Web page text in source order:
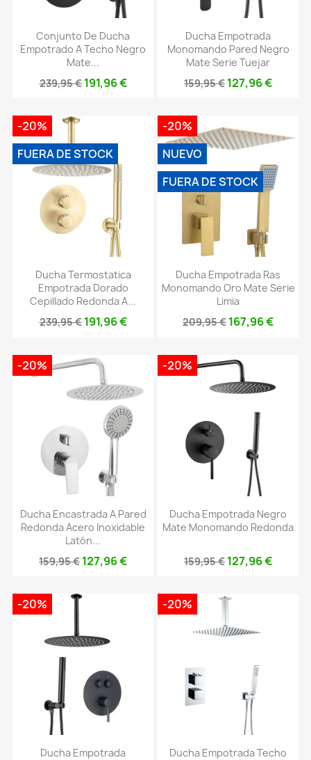
Conjunto De Ducha
Empotrado A Techo Negro
Mate...
239,95 € 191,96 €
Ducha Empotrada
Monomando Pared Negro
Mate Serie Tuejar
159,95 € 127,96 €
Ducha Termostatica
Empotrada Dorado
Cepillado Redonda A...
239,95 € 191,96 €
-20%
FUERA DE STOCK
Ducha Empotrada Ras
Monomando Oro Mate Serie
Limia
209,95 € 167,96 €
-20%
NUEVO
FUERA DE STOCK
Ducha Encastrada A Pared
Redonda Acero Inoxidable
Latón...
159,95 € 127,96 €
-20%
Ducha Empotrada Negro
Mate Monomando Redonda
159,95 € 127,96 €
-20%
Ducha Empotrada
-20%
Ducha Empotrada Techo
-20%